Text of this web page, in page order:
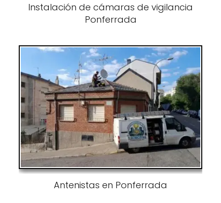
Instalación de cámaras de vigilancia
Ponferrada
Antenistas en Ponferrada